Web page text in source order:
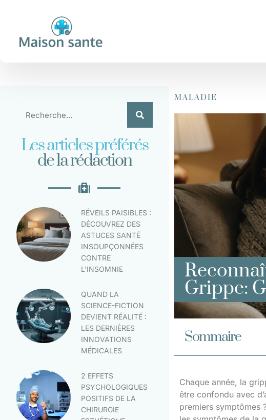
Les articles préférés
de la rédaction
RÉVEILS PAISIBLES :
DÉCOUVREZ DES
ASTUCES SANTÉ
INSOUPÇONNÉES
CONTRE
L’INSOMNIE
QUAND LA
SCIENCE-FICTION
DEVIENT RÉALITÉ :
LES DERNIÈRES
INNOVATIONS
MÉDICALES
2 EFFETS
PSYCHOLOGIQUES
POSITIFS DE LA
CHIRURGIE
MALADIE
Grippe:
Sommaire
Chaque année, la
être confondu avec
premiers symptômes